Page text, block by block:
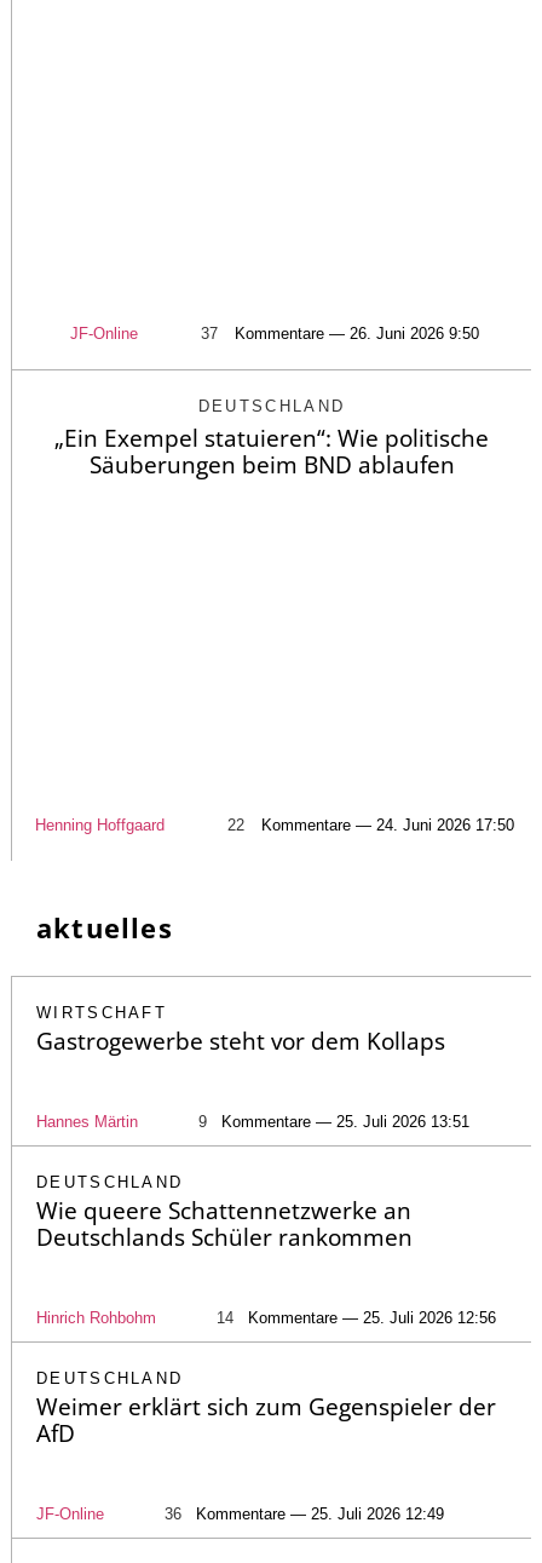
JF-Online 37 Kommentare — 26. Juni 2026 9:50
DEUTSCHLAND
„Ein Exempel statuieren“: Wie politische
Säuberungen beim BND ablaufen
Henning Hoffgaard 22 Kommentare — 24. Juni 2026 17:50
aktuelles
WIRTSCHAFT
Gastrogewerbe steht vor dem Kollaps
Hannes Märtin 9 Kommentare — 25. Juli 2026 13:51
DEUTSCHLAND
Wie queere Schattennetzwerke an
Deutschlands Schüler rankommen
Hinrich Rohbohm 14 Kommentare — 25. Juli 2026 12:56
DEUTSCHLAND
Weimer erklärt sich zum Gegenspieler der
AfD
JF-Online 36 Kommentare — 25. Juli 2026 12:49